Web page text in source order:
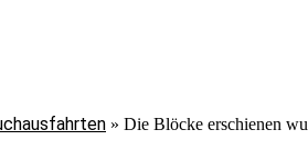
» Die Blöcke erschienen
Sonntagmorgen starteten wir unseren